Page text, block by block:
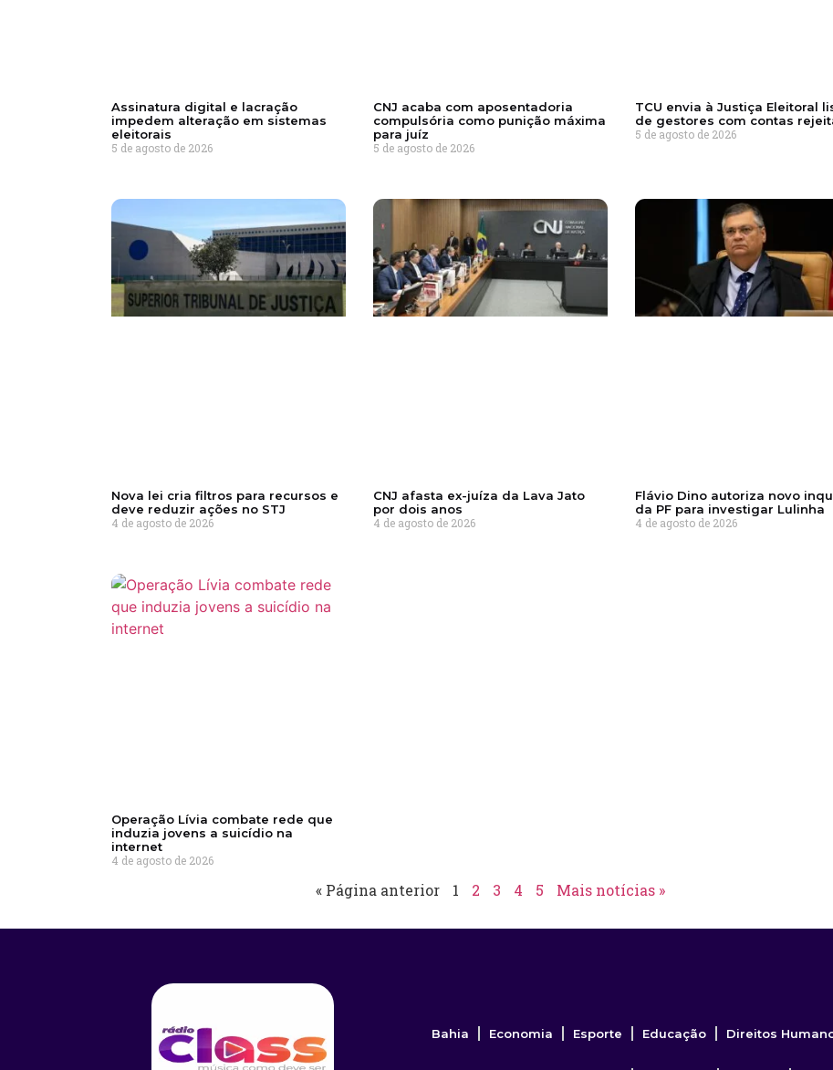
Assinatura digital e lacração
impedem alteração em sistemas
eleitorais
5 de agosto de 2026
CNJ acaba com aposentadoria
compulsória como punição máxima
para juíz
5 de agosto de 2026
TCU envia à Justiça Eleitoral
de gestores com contas
5 de agosto de 2026
Nova lei cria filtros para recursos e
deve reduzir ações no STJ
4 de agosto de 2026
CNJ afasta ex-juíza da Lava Jato
por dois anos
4 de agosto de 2026
Flávio Dino autoriza novo
da PF para investigar Lulinha
4 de agosto de 2026
Operação Lívia combate rede que
induzia jovens a suicídio na
internet
4 de agosto de 2026
« Página anterior 1 2 3 4 5 Mais notícias »
Bahia Economia Esporte Educação Direitos